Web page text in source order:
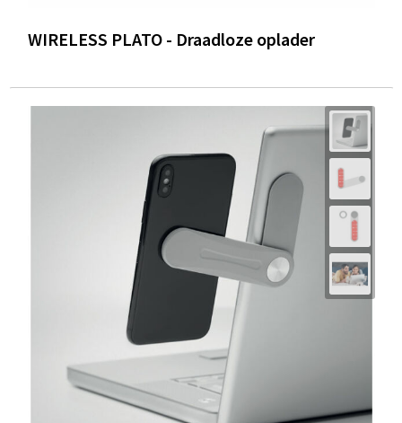
WIRELESS PLATO - Draadloze oplader